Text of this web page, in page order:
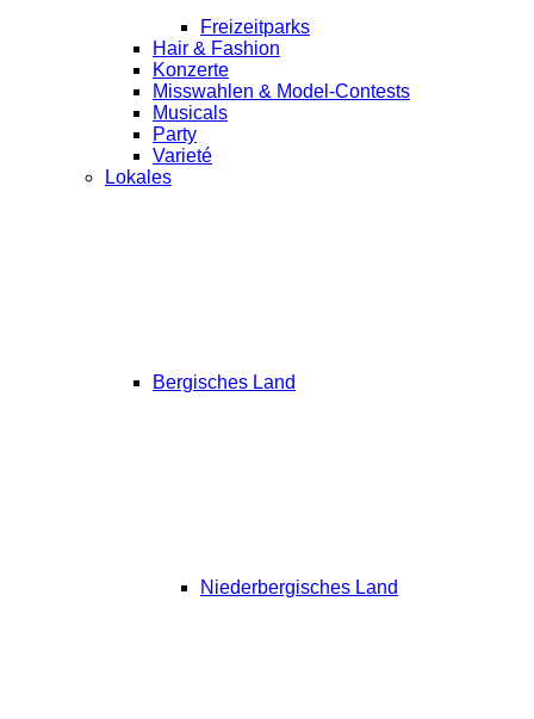
Freizeitparks
Hair & Fashion
Konzerte
Misswahlen & Model-Contests
Musicals
Party
Varieté
Lokales
Bergisches Land
Niederbergisches Land